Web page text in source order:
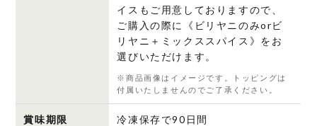
イスもご用意しておりますので、
ご購入の際に《ビリヤニのみorビ
リヤニ＋ミックススパイス》をお
選びいただけます。
※商品画像はイメージです。トッピングは
付属いたしませんのでご了承ください。
賞味期限 冷凍保存で90日間